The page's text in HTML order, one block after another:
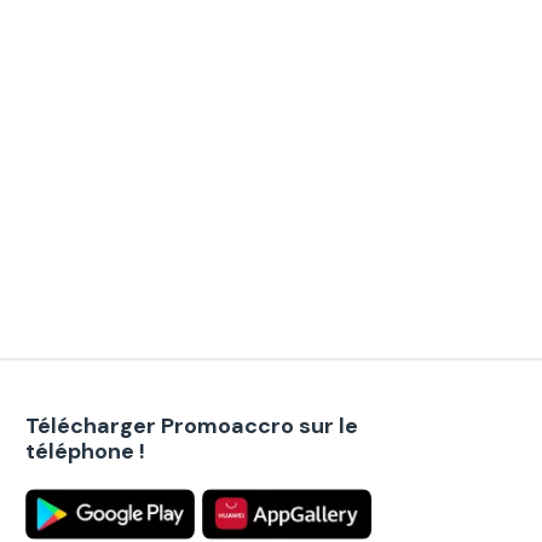
Télécharger Promoaccro sur le
téléphone !